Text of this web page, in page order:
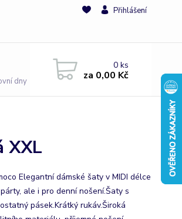
Přihlášení
dny
0ks
za 0,00 Kč
XXL
Elegantní dámské šaty v MIDI délce
ale i pro denní nošení.Šaty s
pásek.Krátký rukáv.Široká